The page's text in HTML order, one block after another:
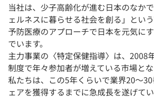
当社は、少子高齢化が進む日本のなか
ェルネスに暮らせる社会を創る」という
予防医療のアプローチで日本を元気に
でいます。
主力事業の〈特定保健指導〉は、2008
制度で年々参加者が増えている市場とな
私たちは、この5年くらいで業界20～
ェアを獲得するまでに急成長を遂げてい